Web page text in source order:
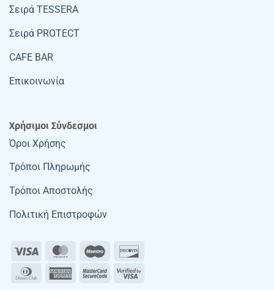
Σειρά TESSERA
Σειρά PROTECT
CAFE BAR
Επικοινωνία
Χρήσιμοι Σύνδεσμοι
Όροι Χρήσης
Τρόποι Πληρωμής
Τρόποι Αποστολής
Πολιτική Επιστροφών
Visa MasterCardMaestro
Dinners
AmericanMasterCard
Visa